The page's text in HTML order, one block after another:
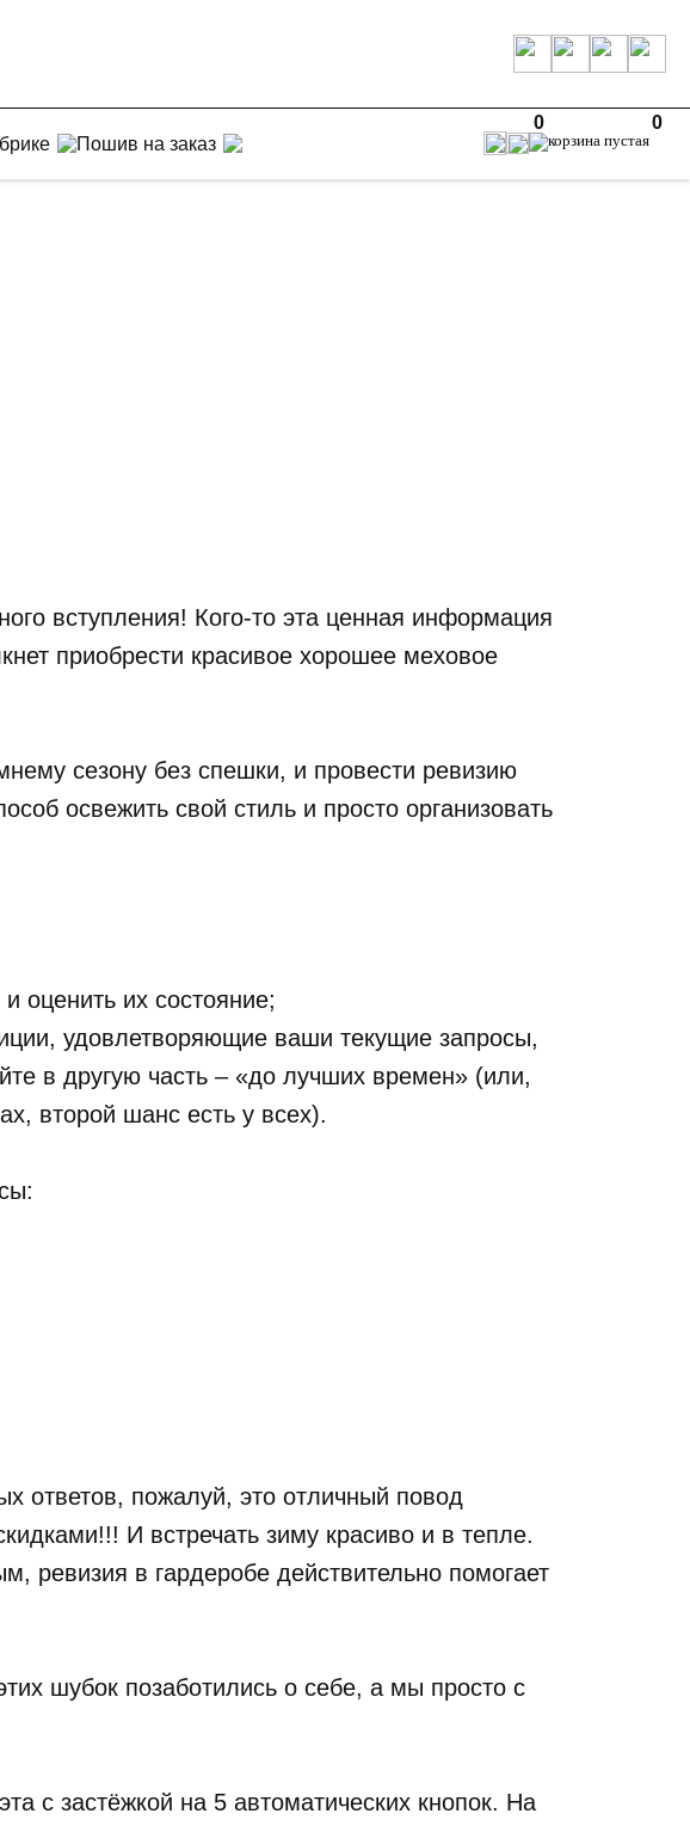
Пошив на заказ
0 0
вступления! Кого-то эта ценная информация
приобрести красивое хорошее меховое
сезону без спешки, и провести ревизию
освежить свой стиль и просто организовать
оценить их состояние;
удовлетворяющие ваши текущие запросы,
в другую часть – «до лучших времен» (или,
второй шанс есть у всех).
ответов, пожалуй, это отличный повод
И встречать зиму красиво и в тепле.
ревизия в гардеробе действительно помогает
шубок позаботились о себе, а мы просто с
с застёжкой на 5 автоматических кнопок. На